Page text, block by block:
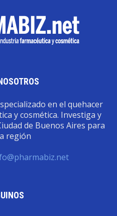
en el quehacer
y cosmética. Investiga y
de Buenos Aires para
región